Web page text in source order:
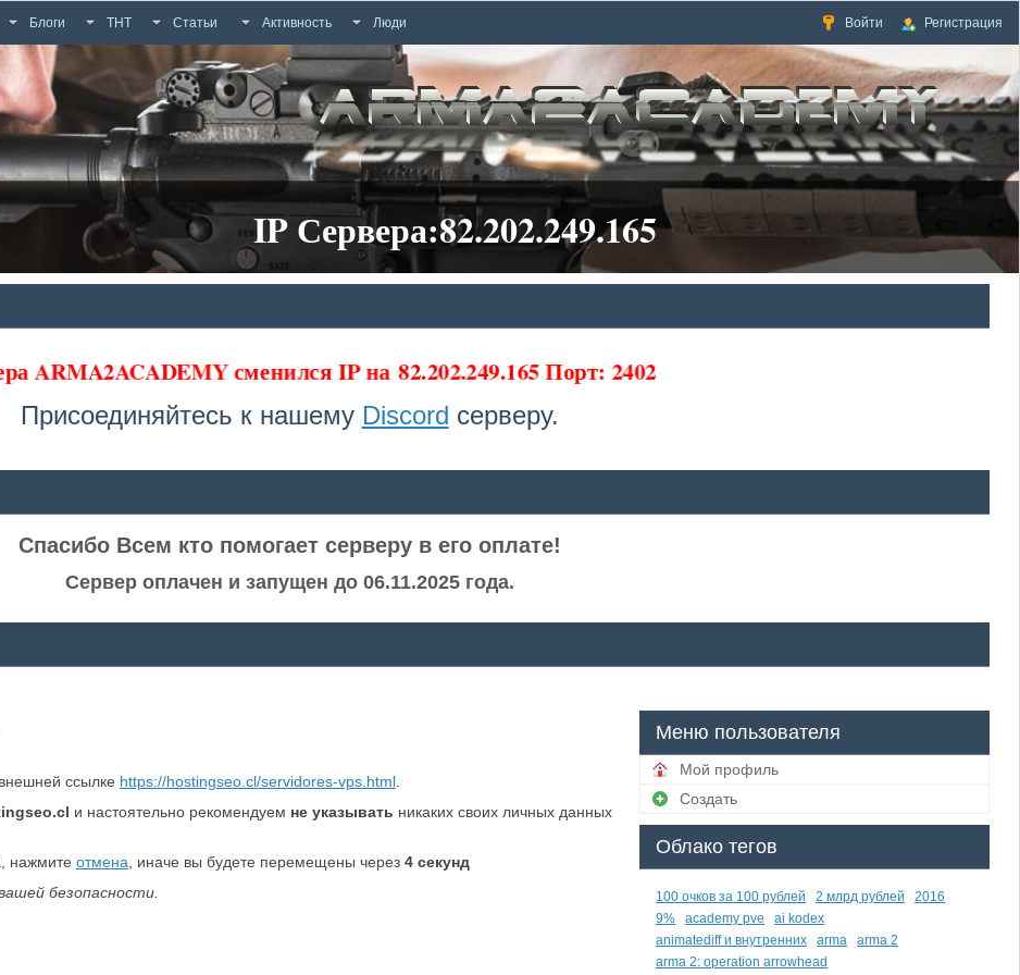
Блоги ТНТ Статьи Активность Люди Войти Регистрация
IP Сервера:82.202.249.165
ARMA2ACADEMY сменился IP на82.202.249.165 Порт: 2402
Присоединяйтесь к нашему Discord серверу.
Спасибо Всем кто помогает серверу в его оплате!
Сервер оплачен и запущен до 06.11.2025 года.
ссылке https://hostingseo.cl/servidores-vps.html.
и настоятельно рекомендуем не указывать никаких своих личных данных
нажмите отмена , иначе вы будете перемещены через 4секунд
безопасности.
Меню пользователя
Мой профиль
Создать
Облако тегов
100 очков за 100 рублей 2 млрд рублей
2016
9%
academy pve
ai kodex
animatediff и внутренних
arma
arma 2
arma 2: operation arrowhead